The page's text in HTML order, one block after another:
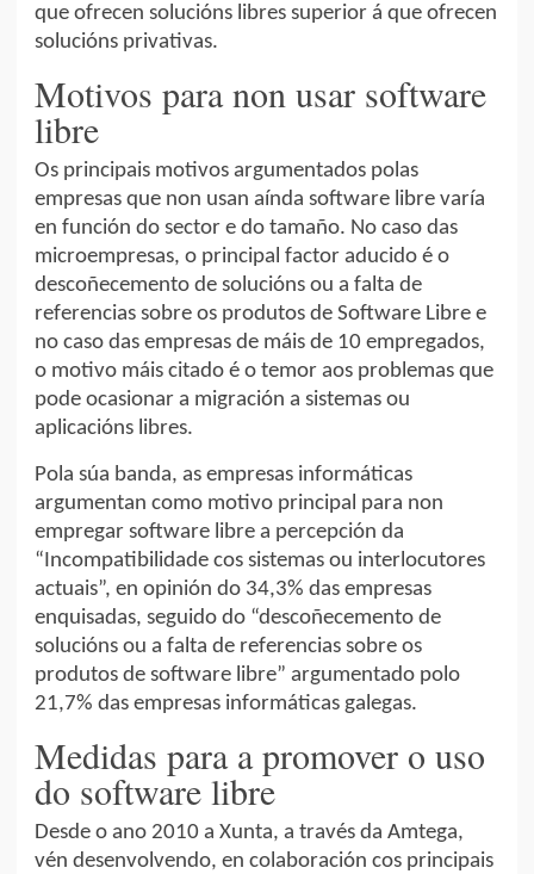
que ofrecen solucións libres superior á que ofrecen
solucións privativas.
Motivos para non usar software
libre
Os principais motivos argumentados polas
empresas que non usan aínda software libre varía
en función do sector e do tamaño. No caso das
microempresas, o principal factor aducido é o
descoñecemento de solucións ou a falta de
referencias sobre os produtos de Software Libre e
no caso das empresas de máis de 10 empregados,
o motivo máis citado é o temor aos problemas que
pode ocasionar a migración a sistemas ou
aplicacións libres.
Pola súa banda, as empresas informáticas
argumentan como motivo principal para non
empregar software libre a percepción da
“Incompatibilidade cos sistemas ou interlocutores
actuais”, en opinión do 34,3% das empresas
enquisadas, seguido do “descoñecemento de
solucións ou a falta de referencias sobre os
produtos de software libre” argumentado polo
21,7% das empresas informáticas galegas.
Medidas para a promover o uso
do software libre
Desde o ano 2010 a Xunta, a través da Amtega,
vén desenvolvendo, en colaboración cos principais